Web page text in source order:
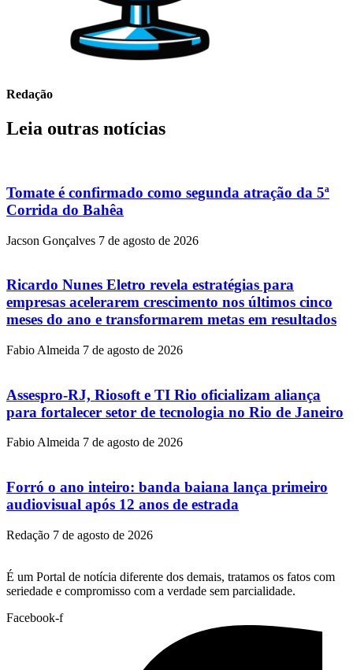
Redação
Leia outras notícias
Tomate é confirmado como segunda atração da 5ª
Corrida do Bahêa
Jacson Gonçalves 7 de agosto de 2026
Ricardo Nunes Eletro revela estratégias para
empresas acelerarem crescimento nos últimos cinco
meses do ano e transformarem metas em resultados
Fabio Almeida 7 de agosto de 2026
Assespro-RJ, Riosoft e TI Rio oficializam aliança
para fortalecer setor de tecnologia no Rio de Janeiro
Fabio Almeida 7 de agosto de 2026
Forró o ano inteiro: banda baiana lança primeiro
audiovisual após 12 anos de estrada
Redação 7 de agosto de 2026
É um Portal de notícia diferente dos demais, tratamos os fatos com
seriedade e compromisso com a verdade sem parcialidade.
Facebook-f